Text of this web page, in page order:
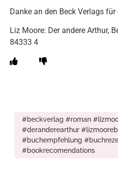
Danke an den Beck Verlags
Liz Moore: Der andere Arthur,
84333 4
#beckverlag #roman
#deranderearthur
#buchempfehlung
#bookrecomendations